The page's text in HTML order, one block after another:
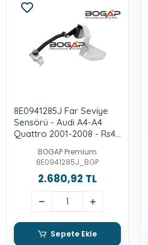
8E0941285J Far Seviye
Sensörü - Audi A4-A4
Quattro 2001-2008 - Rs4
BOGAP Premium
8E0941285J_BGP
2.680,92 TL
Sepete Ekle